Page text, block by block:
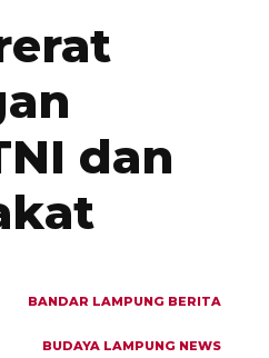
dan
BANDAR LAMPUNG BERITA
BUDAYA LAMPUNG NEWS